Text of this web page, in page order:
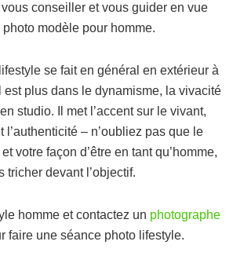
conseiller et vous guider en vue
modèle pour homme.
se fait en général en extérieur à
est plus dans le dynamisme, la vivacité
studio. Il met l’accent sur le vivant,
l’authenticité – n’oubliez pas que le
votre façon d’être en tant qu’homme,
tricher devant l’objectif.
homme et contactez un photographe
faire une séance photo lifestyle.